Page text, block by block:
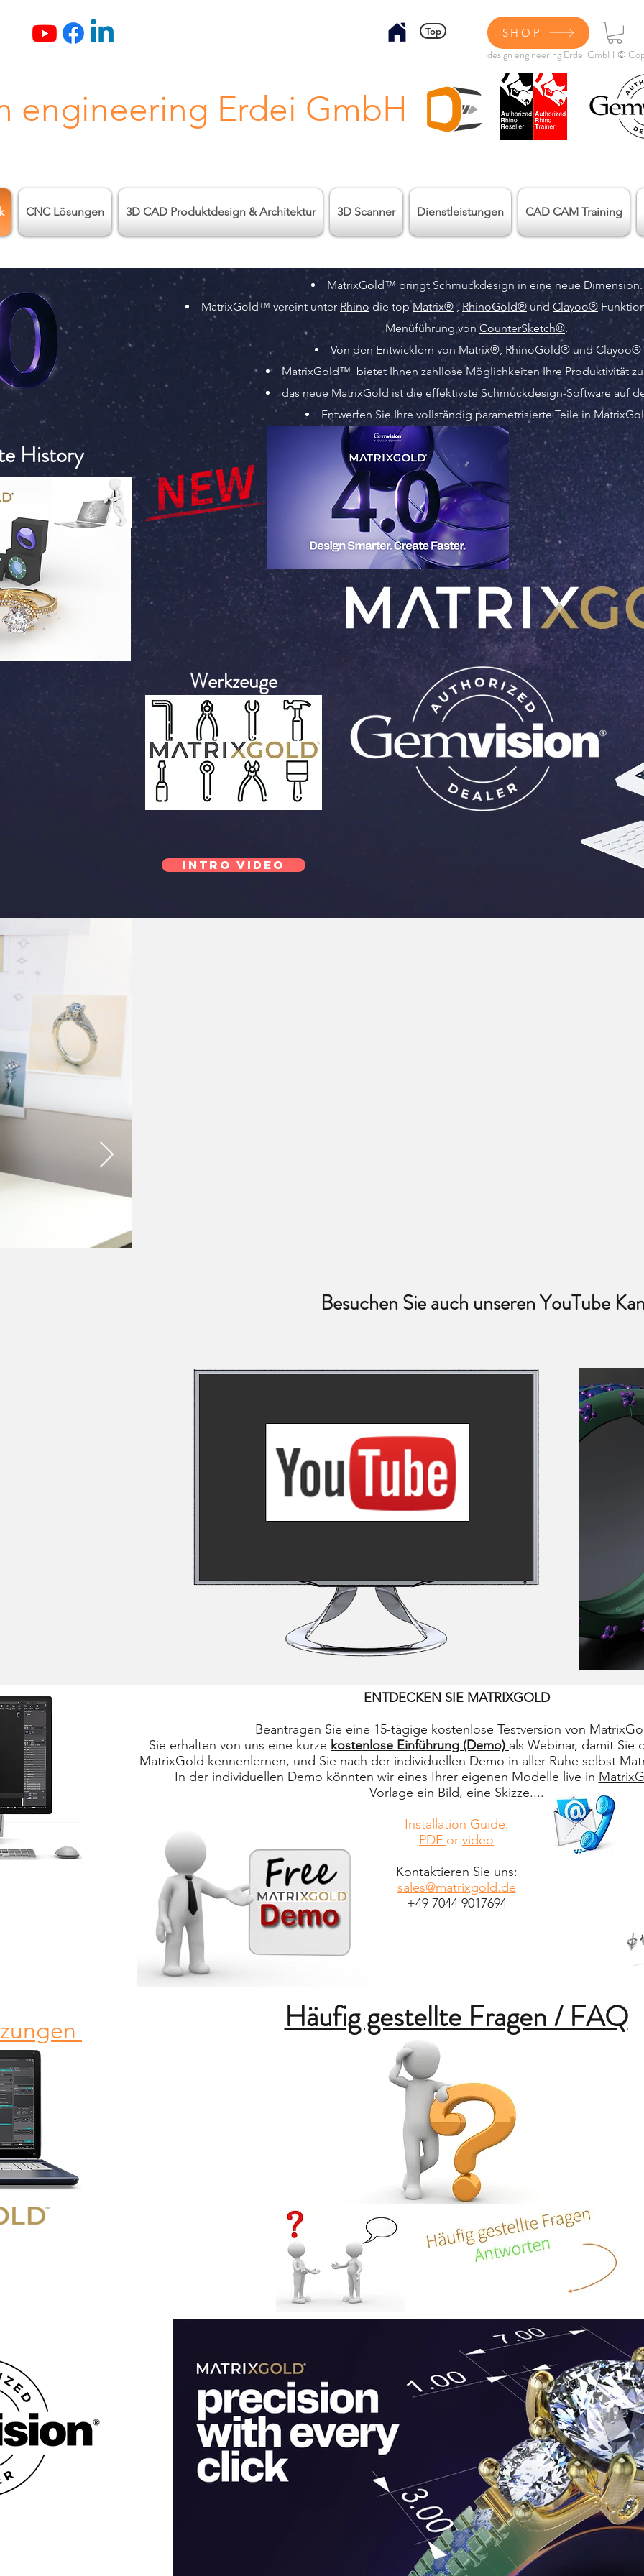
Top SHOP
design engineering Erdei GmbH ©
engineering Erdei GmbH
CNC Lösungen 3D CAD Produktdesign & Architektur 3D Scanner Dienstleistungen CAD CAM Training
History
MatrixGold™ bringt Schmuckdesign in eine neue
MatrixGold™ vereint unter Rhino die topMatrix® , RhinoGold® und Clayoo®
Menüführung vonCounterSketch®.
Von den Entwicklern von Matrix®, RhinoGold® und Clayoo®
MatrixGold™ bietet Ihnen zahllose Möglichkeiten Ihre Produktivität
das neue MatrixGold ist die effektivste Schmuckdesign-Software auf
Entwerfen Sie Ihre vollständig parametrisierte Teile in
Werkzeuge
Intro Video
Besuchen Sie auch unseren YouTube
ENTDECKEN SIE MATRIXGOLD
Beantragen Sie eine 15-tägige kostenlose Testversion von
Sie erhalten von uns eine kurze kostenlose Einführung (Demo) als Webinar, damit
MatrixGold kennenlernen, und Sie nach der individuellen Demo in aller Ruhe selbst
In der individuellen Demo könnten wir eines Ihrer eigenen Modelle live in
Vorlage ein Bild, eine Skizze....
Installation Guide:
PDF or video
Kontaktieren Sie uns:
sales@matrixgold.de
+49 7044 9017694
Häufig gestellte Fragen / FAQ